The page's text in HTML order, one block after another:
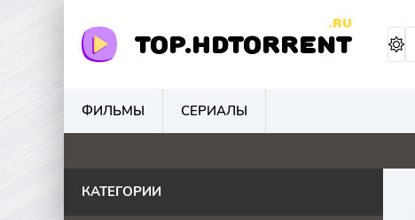
TOP.HDTORRENT
.RU
ФИЛЬМЫ СЕРИАЛЫ
0 0 0 0
КАТЕГОРИИ